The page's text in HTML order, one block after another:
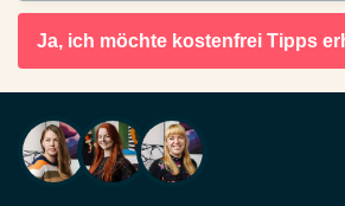
Ja, ich möchte kostenfrei Tipps